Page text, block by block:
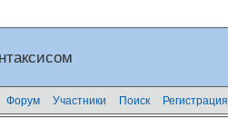
Форум Участники Поиск Регистрация